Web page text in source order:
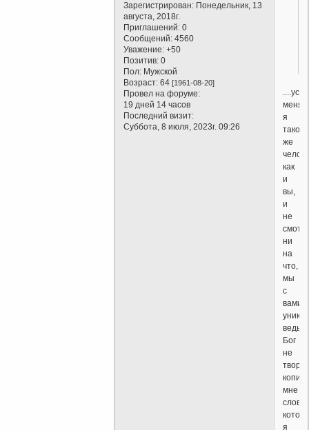
Зарегистрирован: Понедельник, 13
августа, 2018г.
Приглашений: 0
Сообщений: 4560
Уважение: +50
Позитив: 0
Пол: Мужской
Возраст: 64[1961-08-20]
Провел на форуме:
19 дней 14 часов
Последний визит:
Суббота, 8 июля, 2023г. 09:26
меня,
я
такой
же
как
и
вы,
и
не
ни
на
что,
мы
с
вами
ведь
Бог
не
творит
мне
слова,
я